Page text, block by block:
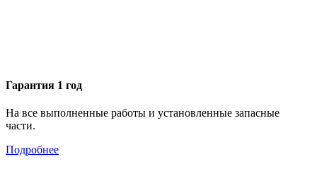
Гарантия 1 год
На все выполненные работы и установленные запасные
части.
Подробнее